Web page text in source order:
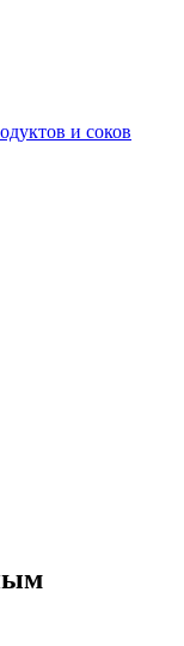
и соков